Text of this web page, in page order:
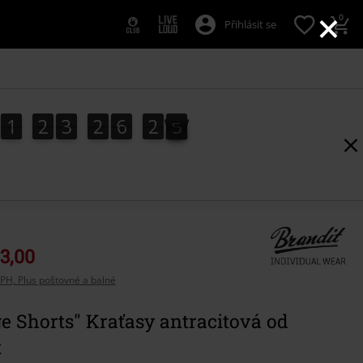
×
Přihlásit se 0
1
1 2
2 3
3 2
2 6
6 2
2 3
4
3
5
4
Plus poštovné a balné
Shorts" Kraťasy antracitová od